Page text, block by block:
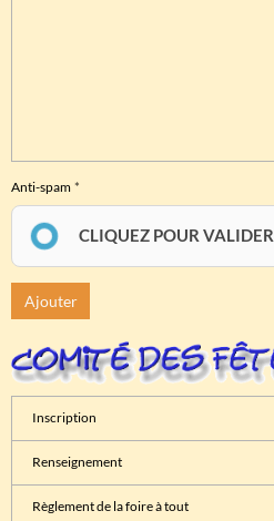
Anti-spam
CLIQUEZ POUR VALIDER
Ajouter
Inscription
Renseignement
Règlement de la foire à tout